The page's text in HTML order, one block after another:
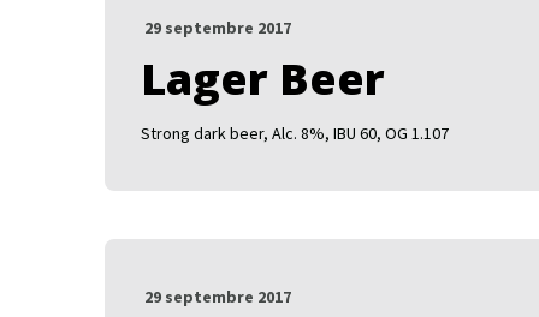
29 septembre 2017
Lager Beer
Strong dark beer, Alc. 8%, IBU 60, OG 1.107
29 septembre 2017